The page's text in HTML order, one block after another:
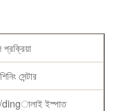
প্রক্রিয়া
সেন্টার
ইস্পাত